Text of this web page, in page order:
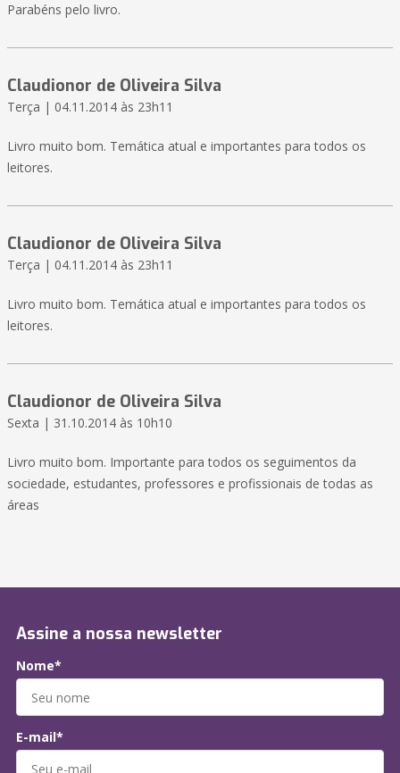
Parabéns pelo livro.
Claudionor de Oliveira Silva
Terça | 04.11.2014 às 23h11
Livro muito bom. Temática atual e importantes para todos os
leitores.
Claudionor de Oliveira Silva
Terça | 04.11.2014 às 23h11
Livro muito bom. Temática atual e importantes para todos os
leitores.
Claudionor de Oliveira Silva
Sexta | 31.10.2014 às 10h10
Livro muito bom. Importante para todos os seguimentos da
sociedade, estudantes, professores e profissionais de todas as
áreas
Assine a nossa newsletter
Nome*
E-mail*